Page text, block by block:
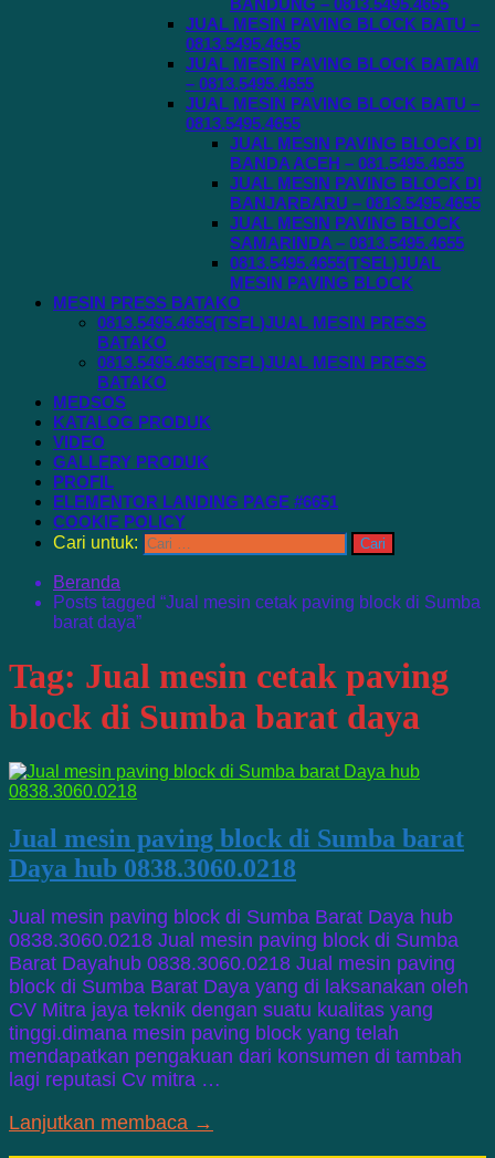
BANDUNG – 0813.5495.4655
JUAL MESIN PAVING BLOCK BATU –
0813.5495.4655
JUAL MESIN PAVING BLOCK BATAM
– 0813.5495.4655
JUAL MESIN PAVING BLOCK BATU –
0813.5495.4655
JUAL MESIN PAVING BLOCK DI
BANDA ACEH – 081.5495.4655
JUAL MESIN PAVING BLOCK DI
BANJARBARU – 0813.5495.4655
JUAL MESIN PAVING BLOCK
SAMARINDA – 0813.5495.4655
0813.5495.4655(TSEL)JUAL
MESIN PAVING BLOCK
MESIN PRESS BATAKO
0813.5495.4655(TSEL)JUAL MESIN PRESS
BATAKO
0813.5495.4655(TSEL)JUAL MESIN PRESS
BATAKO
MEDSOS
KATALOG PRODUK
VIDEO
GALLERY PRODUK
PROFIL
ELEMENTOR LANDING PAGE #6651
COOKIE POLICY
Cari untuk:
Beranda
Posts tagged “Jual mesin cetak paving block di Sumba
barat daya”
Tag: Jual mesin cetak paving
block di Sumba barat daya
Jual mesin paving block di Sumba barat
Daya hub 0838.3060.0218
Jual mesin paving block di Sumba Barat Daya hub
0838.3060.0218 Jual mesin paving block di Sumba
Barat Dayahub 0838.3060.0218 Jual mesin paving
block di Sumba Barat Daya yang di laksanakan oleh
CV Mitra jaya teknik dengan suatu kualitas yang
tinggi.dimana mesin paving block yang telah
mendapatkan pengakuan dari konsumen di tambah
lagi reputasi Cv mitra …
Lanjutkan membaca →